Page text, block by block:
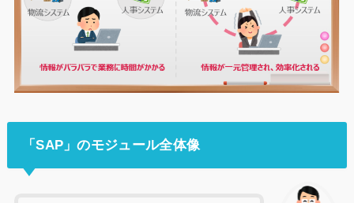
「SAP」のモジュール全体像